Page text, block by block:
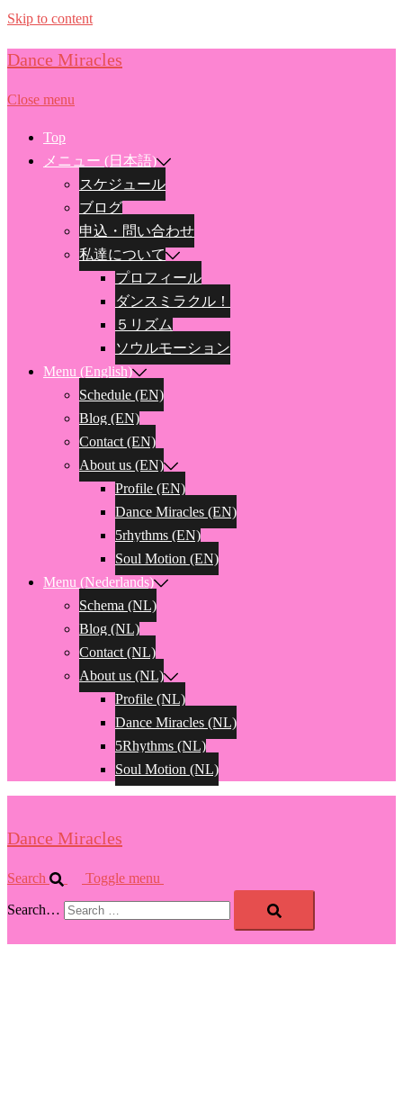
Skip to content
Dance Miracles
Close menu
Top
メニュー (日本語)
スケジュール
ブログ
申込・問い合わせ
私達について
プロフィール
ダンスミラクル！
５リズム
ソウルモーション
Menu (English)
Schedule (EN)
Blog (EN)
Contact (EN)
About us (EN)
Profile (EN)
Dance Miracles (EN)
5rhythms (EN)
Soul Motion (EN)
Menu (Nederlands)
Schema (NL)
Blog (NL)
Contact (NL)
About us (NL)
Profile (NL)
Dance Miracles (NL)
5Rhythms (NL)
Soul Motion (NL)
Dance Miracles
Search Toggle menu
Search…